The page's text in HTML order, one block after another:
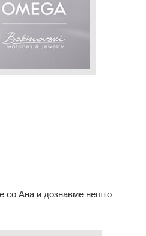
со Ана и дознавме нешто